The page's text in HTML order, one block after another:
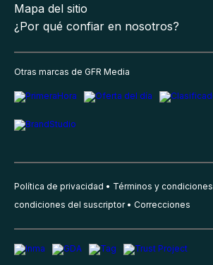
Mapa del sitio
¿Por qué confiar en nosotros?
Otras marcas de GFR Media
Política de privacidad Términos y condiciones
condiciones del suscriptor
Correcciones